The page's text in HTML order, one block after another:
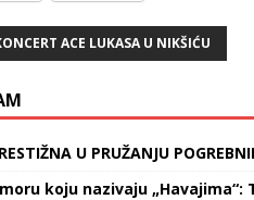
ACE LUKASA U NIKŠIĆU
U PRUŽANJU
koju nazivaju